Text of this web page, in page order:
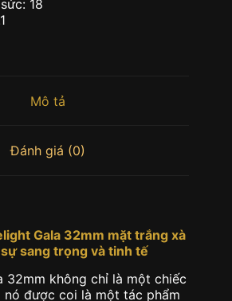
18
Mô tả
Đánh giá (0)
Gala 32mm mặt trắng xà
sang trọng và tinh tế
32mm không chỉ là một chiếc
nó được coi là một tác phẩm